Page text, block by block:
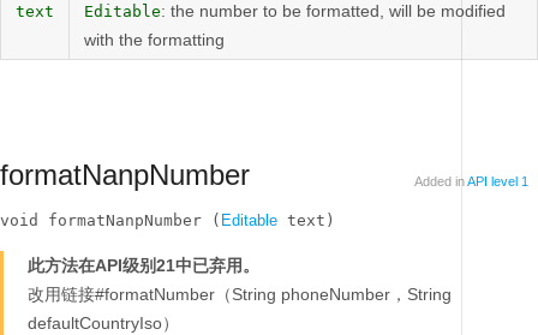
text Editable: the number to be formatted, will be modified
with the formatting
formatNanpNumber Added inAPI level 1
void formatNanpNumber ( Editable text)
此方法在API级别21中已弃用。
改用链接#formatNumber（String phoneNumber，String
defaultCountryIso）